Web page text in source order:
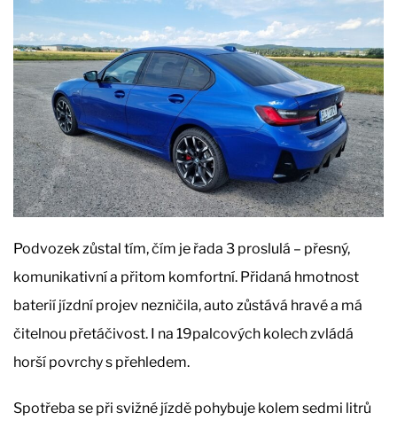
Podvozek zůstal tím, čím je řada 3 proslulá – přesný,
komunikativní a přitom komfortní. Přidaná hmotnost
baterií jízdní projev nezničila, auto zůstává hravé a má
čitelnou přetáčivost. I na 19palcových kolech zvládá
horší povrchy s přehledem.
Spotřeba se při svižné jízdě pohybuje kolem sedmi litrů